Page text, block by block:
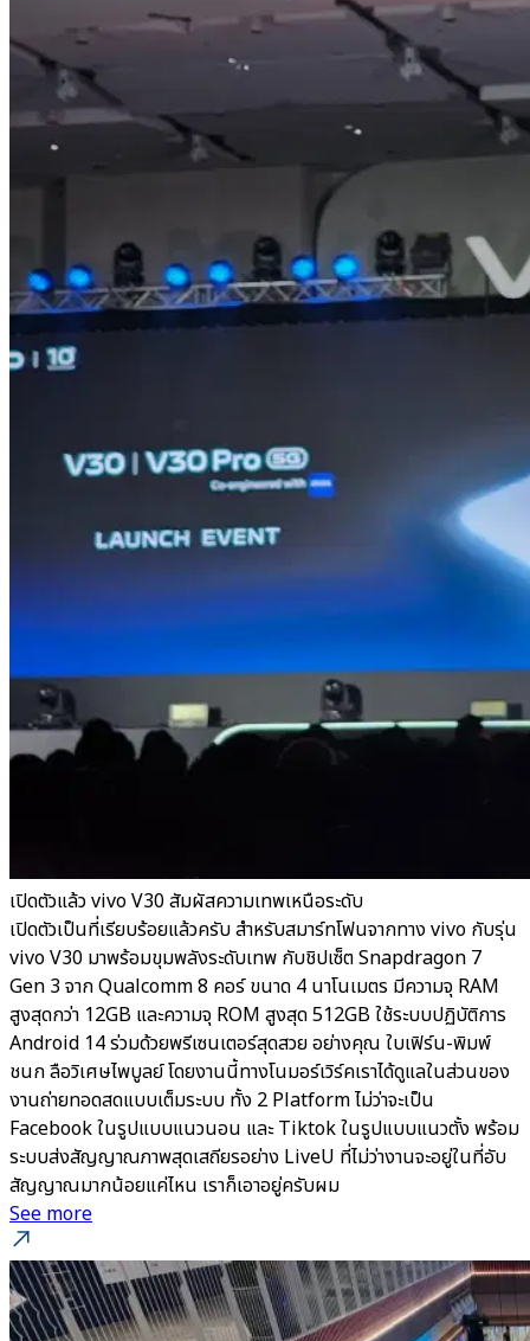
เปิดตัวแล้ว vivo V30 สัมผัสความเทพเหนือระดับ
เปิดตัวเป็นที่เรียบร้อยแล้วครับ สำหรับสมาร์ทโฟนจากทาง vivo กับรุ่น
vivo V30 มาพร้อมขุมพลังระดับเทพ กับชิปเซ็ต Snapdragon 7
Gen 3 จาก Qualcomm 8 คอร์ ขนาด 4 นาโนเมตร มีความจุ RAM
สูงสุดกว่า 12GB และความจุ ROM สูงสุด 512GB ใช้ระบบปฏิบัติการ
Android 14 ร่วมด้วยพรีเซนเตอร์สุดสวย อย่างคุณ ใบเฟิร์น-พิมพ์
ชนก ลือวิเศษไพบูลย์ โดยงานนี้ทางโนมอร์เวิร์คเราได้ดูแลในส่วนของ
งานถ่ายทอดสดแบบเต็มระบบ ทั้ง 2 Platform ไม่ว่าจะเป็น
Facebook ในรูปแบบแนวนอน และ Tiktok ในรูปแบบแนวตั้ง พร้อม
ระบบส่งสัญญาณภาพสุดเสถียรอย่าง LiveU ที่ไม่ว่างานจะอยู่ในที่อับ
สัญญาณมากน้อยแค่ไหน เราก็เอาอยู่ครับผม
See more